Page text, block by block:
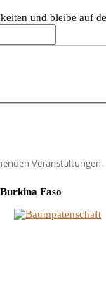
und bleibe auf
Veranstaltungen.
Faso